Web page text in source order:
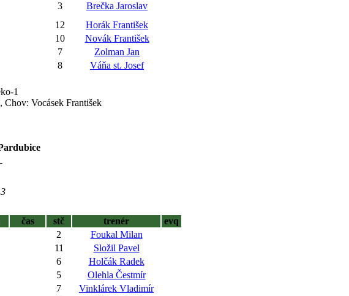
3
Brečka Jaroslav
12
Horák František
10
Novák František
7
Zolman Jan
8
Váňa st. Josef
1
Chov: Vocásek František
čas stč trenér
evq
2
Foukal Milan
11
Složil Pavel
6
Holčák Radek
5
Olehla Čestmír
7
Vinklárek Vladimír